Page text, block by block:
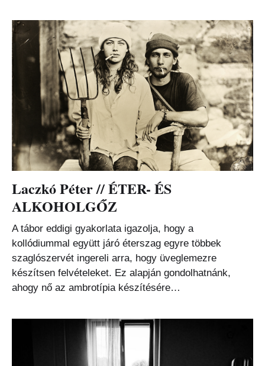
Laczkó Péter // ÉTER- ÉS
ALKOHOLGŐZ
A tábor eddigi gyakorlata igazolja, hogy a
kollódiummal együtt járó éterszag egyre többek
szaglószervét ingereli arra, hogy üveglemezre
készítsen felvételeket. Ez alapján gondolhatnánk,
ahogy nő az ambrotípia készítésére…